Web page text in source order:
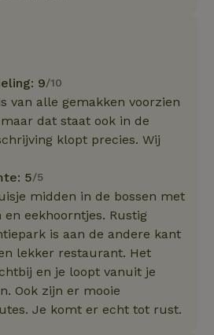
9/10
van alle gemakken voorzien
dat staat ook in de
klopt precies. Wij
5/5
midden in de bossen met
eekhoorntjes. Rustig
is aan de andere kant
lekker restaurant. Het
en je loopt vanuit je
Ook zijn er mooie
Je komt er echt tot rust.